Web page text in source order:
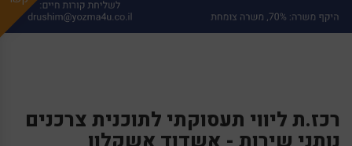
רכז.ת ליווי תעסוקתי לתוכנית צרכנים